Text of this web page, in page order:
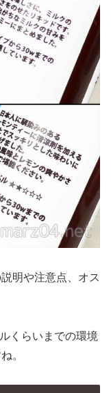
明や注意点、オス
くらいまでの環境
。